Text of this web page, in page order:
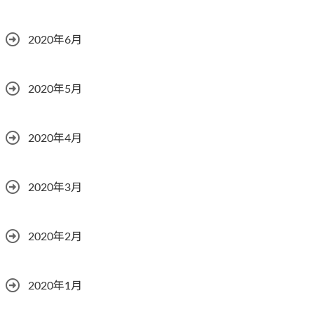
2020年6月
2020年5月
2020年4月
2020年3月
2020年2月
2020年1月